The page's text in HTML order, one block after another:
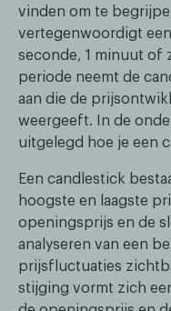
vinden om te
vertegenwoordigt
seconde, 1 minuut of
periode neemt de
aan die de
weergeeft. In de
uitgelegd hoe je een
Een candlestick
hoogste en laagste
openingsprijs en de
analyseren van een
prijsfluctuaties
stijging vormt zich